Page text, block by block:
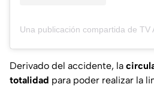
Derivado del accidente, la
totalidad para poder realizar la